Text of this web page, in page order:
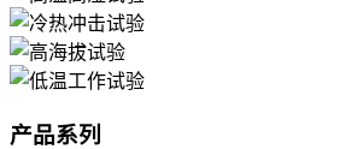
产品系列